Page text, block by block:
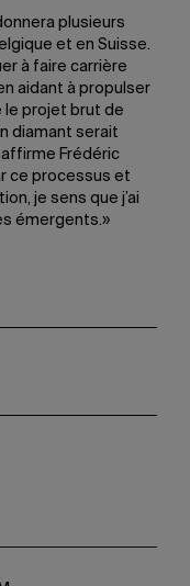
plusieurs
et en Suisse.
à faire carrière
aidant à propulser
le projet brut de
diamant serait
Frédéric
ce processus et
je sens que j’ai
émergents.»